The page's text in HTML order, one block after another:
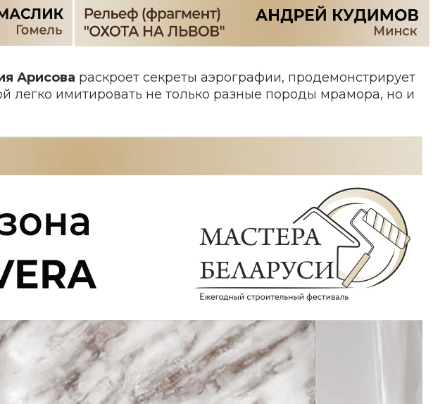
Арисова раскроет секреты аэрографии, продемонстрирует
имитировать не только разные породы мрамора, но и